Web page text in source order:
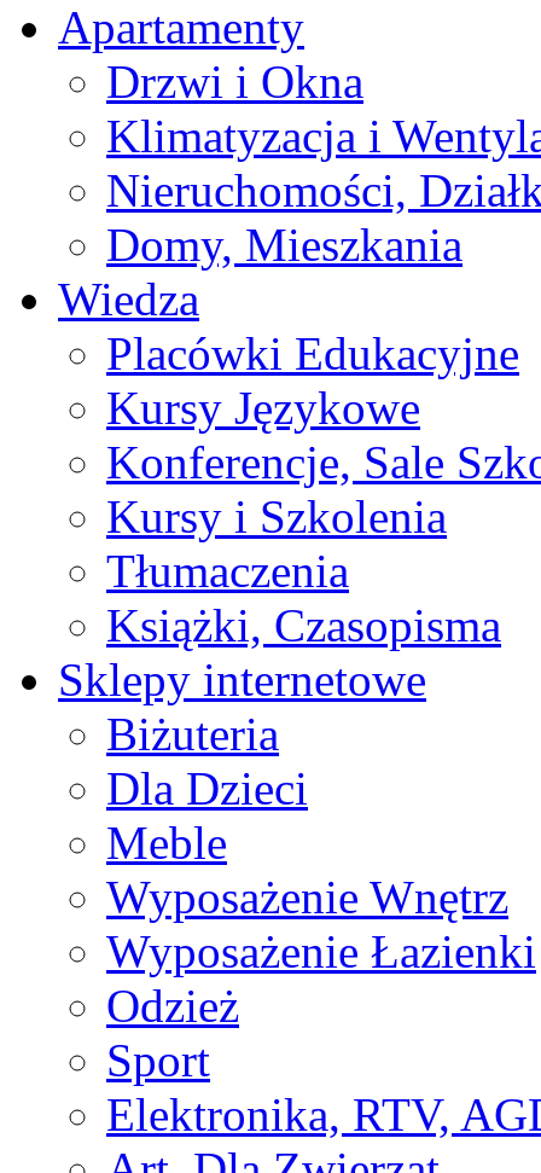
Apartamenty
Drzwi i Okna
Klimatyzacja i
Nieruchomości,
Domy, Mieszkania
Wiedza
Placówki Edukacyjne
Kursy Językowe
Konferencje, Sale
Kursy i Szkolenia
Tłumaczenia
Książki, Czasopisma
Sklepy internetowe
Biżuteria
Dla Dzieci
Meble
Wyposażenie Wnętrz
Wyposażenie Łazienki
Odzież
Sport
Elektronika, RTV,